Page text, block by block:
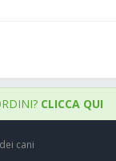
CLICCA QUI
cani